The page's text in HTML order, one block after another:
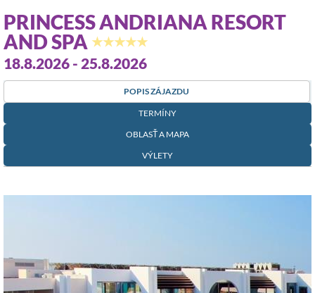
PRINCESS ANDRIANA RESORT
AND SPA ★★★★★
18.8.2026 - 25.8.2026
POPIS ZÁJAZDU
TERMÍNY
OBLASŤ A MAPA
VÝLETY